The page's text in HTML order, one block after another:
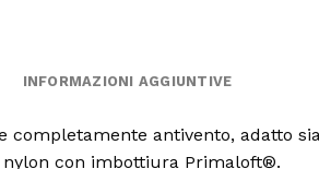
INFORMAZIONI AGGIUNTIVE
completamente antivento, adatto
nylon con imbottiura Primaloft®.